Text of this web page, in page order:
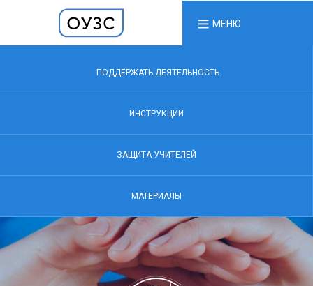
МЕНЮ
ПОДДЕРЖАТЬ ДЕЯТЕЛЬНОСТЬ
ИНСТРУКЦИИ
ЗАЩИТА УЧИТЕЛЕЙ
МАТЕРИАЛЫ